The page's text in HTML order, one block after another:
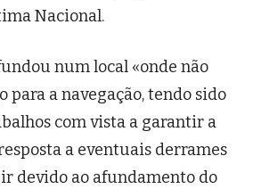
Nacional.
num local «onde não
para a navegação, tendo sido
com vista a garantir a
a eventuais derrames
devido ao afundamento do